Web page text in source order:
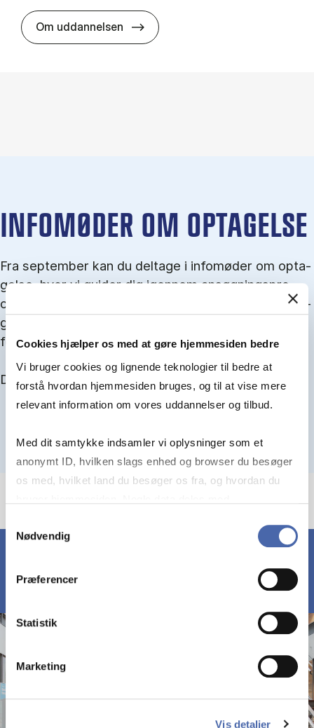
Cookies hjælper os med at gøre hjemmesiden bedre
Vi bruger cookies og lignende teknologier til bedre at
forstå hvordan hjemmesiden bruges, og til at vise mere
relevant information om vores uddannelser og tilbud.
Med dit samtykke indsamler vi oplysninger som et
anonymt ID, hvilken slags enhed og browser du besøger
os med, hvilket land du besøger os fra, og hvordan du
markedsføring. Du bestemmer selv - og kan altid trække
Nødvendig
Præferencer
Statistik
Marketing
Vis detaljer
Om uddannelsen HA(mat.) - erhvervs­økonomi og
IN­FO­MØ­DER OM OP­TA­GEL­SE
Fra september kan du del­tage i in­fo­mø­der om op­ta­
gel­se, hvor vi gu­i­der dig igen­nem an­søg­nings­pro­
ces­sen, og for­tæl­ler om kvo­te 1 og 2, sprog- og ad­
gangs­krav, og hvordan du forbedrer dine chancer
for at blive optaget.
Du kan finde alle events her i slutningen af august.